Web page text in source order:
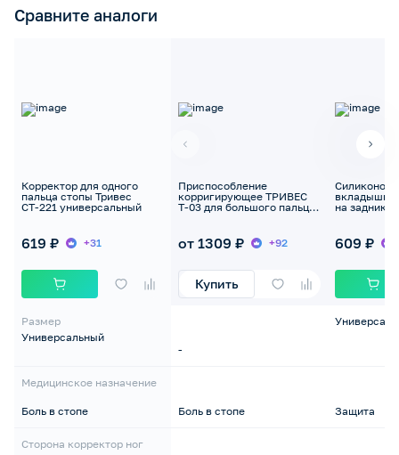
Сравните аналоги
Корректор для одного
пальца стопы Тривес
СТ-221 универсальный
619 ₽ +31
Размер
Универсальный
Медицинское назначение
Боль в стопе
Сторона корректор ног
Приспособление
корригирующее ТРИВЕС
Т-03 для большого пальца
от 1309 ₽ +92
Купить
-
Боль в стопе
вкладыши
на задник
609 ₽
Защита